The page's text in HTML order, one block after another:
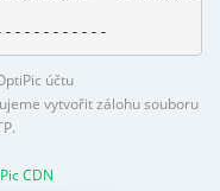
účtu
vytvořit zálohu souboru
CDN